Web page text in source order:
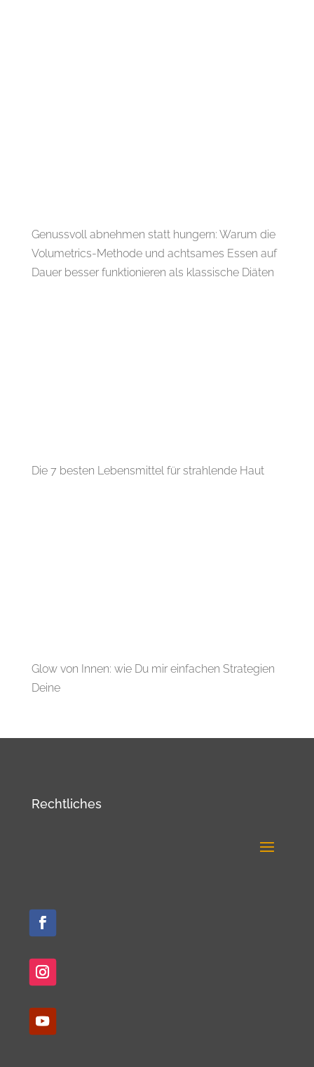
Genussvoll abnehmen statt hungern: Warum die
Volumetrics-Methode und achtsames Essen auf
Dauer besser funktionieren als klassische Diäten
Die 7 besten Lebensmittel für strahlende Haut
Glow von Innen: wie Du mir einfachen Strategien
Deine
Rechtliches